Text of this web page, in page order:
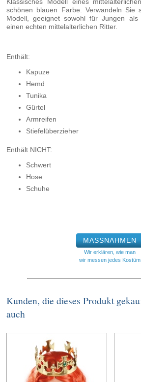
schönen blauen Farbe. Verwandeln Sie
Modell, geeignet sowohl für Jungen
einen echten mittelalterlichen Ritter.
Enthält:
Kapuze
Hemd
Tunika
Gürtel
Armreifen
Stiefelüberzieher
Enthält NICHT:
Schwert
Hose
Schuhe
MASSNAHMEN
Wir erklären, wie man
wir messen jedes Kostüm
Kunden, die dieses Produkt
auch